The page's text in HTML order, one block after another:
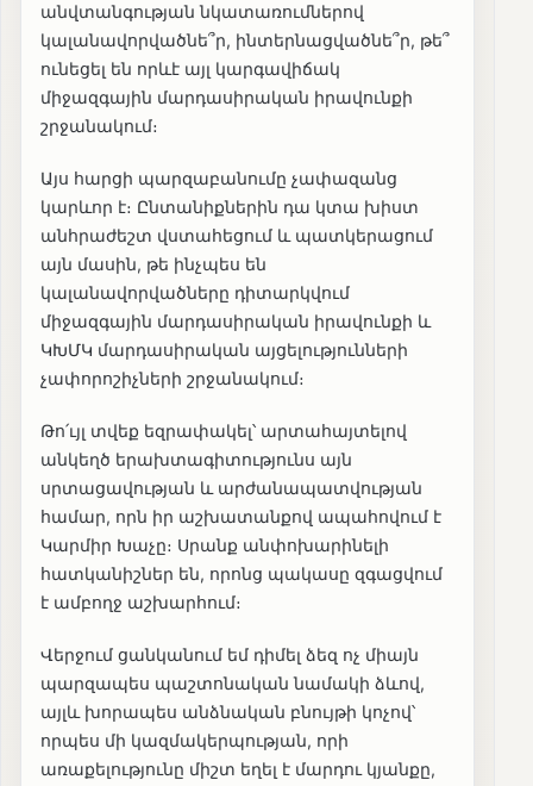
անվտանգության նկատառումներով
կալանավորվածնե՞ր, ինտերնացվածնե՞ր, թե՞
ունեցել են որևէ այլ կարգավիճակ
միջազգային մարդասիրական իրավունքի
շրջանակում։
Այս հարցի պարզաբանումը չափազանց
կարևոր է։ Ընտանիքներին դա կտա խիստ
անհրաժեշտ վստահեցում և պատկերացում
այն մասին, թե ինչպես են
կալանավորվածները դիտարկվում
միջազգային մարդասիրական իրավունքի և
ԿԽՄԿ մարդասիրական այցելությունների
չափորոշիչների շրջանակում։
Թո՛ւյլ տվեք եզրափակել՝ արտահայտելով
անկեղծ երախտագիտությունս այն
սրտացավության և արժանապատվության
համար, որն իր աշխատանքով ապահովում է
Կարմիր Խաչը։ Սրանք անփոխարինելի
հատկանիշներ են, որոնց պակասը զգացվում
է ամբողջ աշխարհում։
Վերջում ցանկանում եմ դիմել ձեզ ոչ միայն
պարզապես պաշտոնական նամակի ձևով,
այլև խորապես անձնական բնույթի կոչով՝
որպես մի կազմակերպության, որի
առաքելությունը միշտ եղել է մարդու կյանքը,